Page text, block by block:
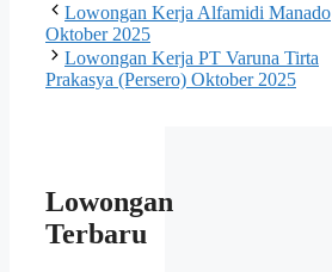
Lowongan Kerja Alfamidi Manado
Oktober 2025
Lowongan Kerja PT Varuna Tirta
Prakasya (Persero) Oktober 2025
Lowongan
Terbaru